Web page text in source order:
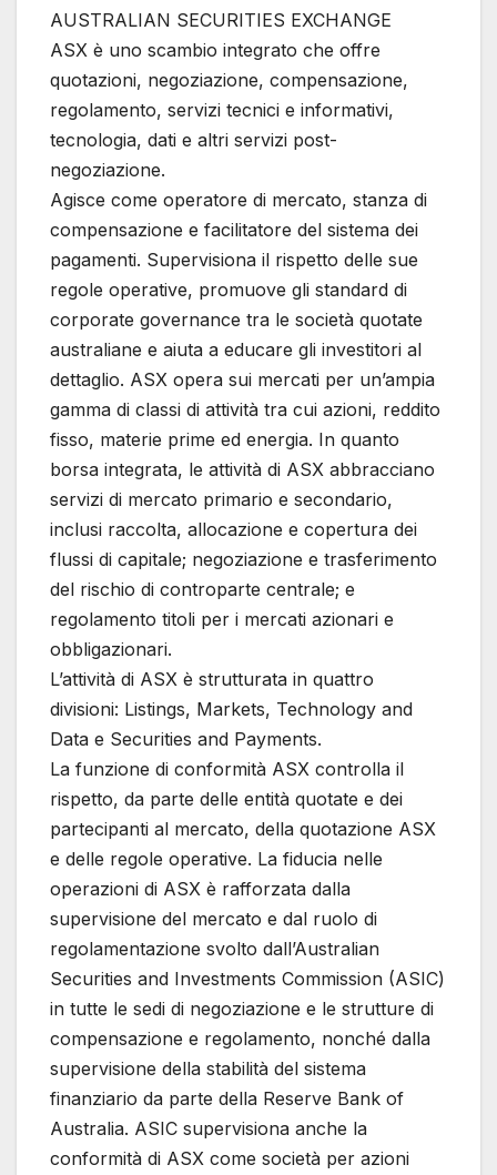
AUSTRALIAN SECURITIES EXCHANGE
ASX è uno scambio integrato che offre
quotazioni, negoziazione, compensazione,
regolamento, servizi tecnici e informativi,
tecnologia, dati e altri servizi post-
negoziazione.
Agisce come operatore di mercato, stanza di
compensazione e facilitatore del sistema dei
pagamenti. Supervisiona il rispetto delle sue
regole operative, promuove gli standard di
corporate governance tra le società quotate
australiane e aiuta a educare gli investitori al
dettaglio. ASX opera sui mercati per un’ampia
gamma di classi di attività tra cui azioni, reddito
fisso, materie prime ed energia. In quanto
borsa integrata, le attività di ASX abbracciano
servizi di mercato primario e secondario,
inclusi raccolta, allocazione e copertura dei
flussi di capitale; negoziazione e trasferimento
del rischio di controparte centrale; e
regolamento titoli per i mercati azionari e
obbligazionari.
L’attività di ASX è strutturata in quattro
divisioni: Listings, Markets, Technology and
Data e Securities and Payments.
La funzione di conformità ASX controlla il
rispetto, da parte delle entità quotate e dei
partecipanti al mercato, della quotazione ASX
e delle regole operative. La fiducia nelle
operazioni di ASX è rafforzata dalla
supervisione del mercato e dal ruolo di
regolamentazione svolto dall’Australian
Securities and Investments Commission (ASIC)
in tutte le sedi di negoziazione e le strutture di
compensazione e regolamento, nonché dalla
supervisione della stabilità del sistema
finanziario da parte della Reserve Bank of
Australia. ASIC supervisiona anche la
conformità di ASX come società per azioni